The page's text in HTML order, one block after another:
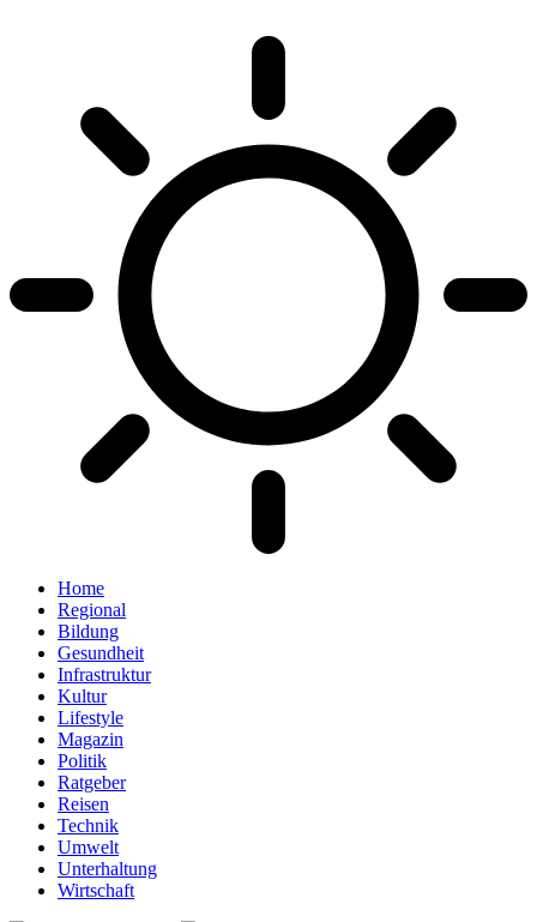
Home
Regional
Bildung
Gesundheit
Infrastruktur
Kultur
Lifestyle
Magazin
Politik
Ratgeber
Reisen
Technik
Umwelt
Unterhaltung
Wirtschaft